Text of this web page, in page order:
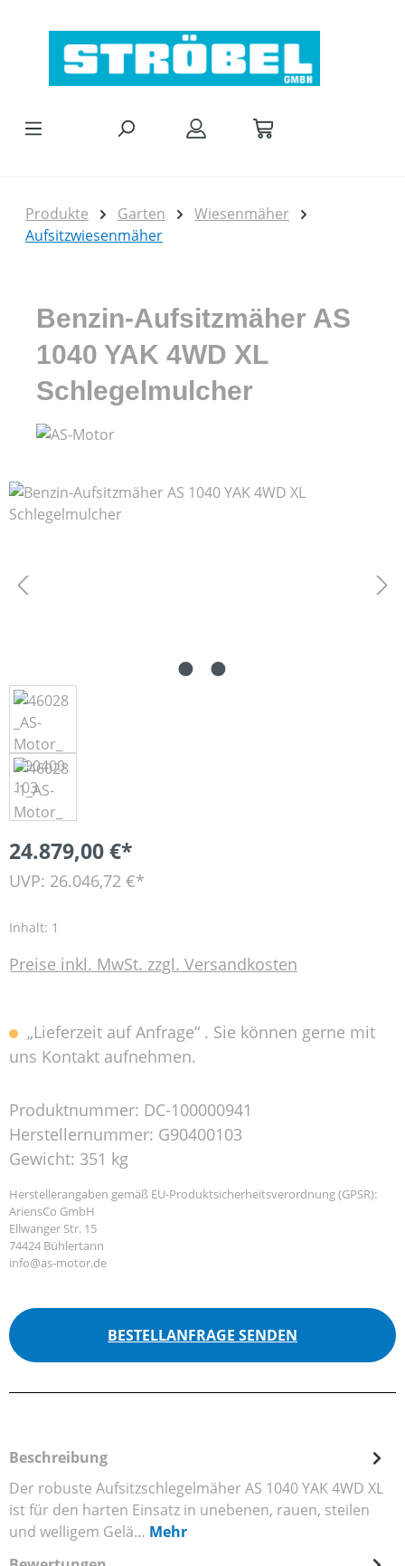
Produkte Garten
Wiesenmäher
Aufsitzwiesenmäher
Benzin-Aufsitzmäher AS
1040 YAK 4WD XL
Schlegelmulcher
Bildergalerie überspringen
24.879,00 €*
UVP: 26.046,72 €*
Inhalt: 1
Preise inkl. MwSt. zzgl. Versandkosten
„Lieferzeit auf Anfrage“ . Sie können gerne mit
uns Kontakt aufnehmen.
Produktnummer: DC-100000941
Herstellernummer: G90400103
Gewicht: 351 kg
Herstellerangaben gemäß EU-Produktsicherheitsverordnung (GPSR):
AriensCo GmbH
Ellwanger Str. 15
74424 Bühlertann
info@as-motor.de
BESTELLANFRAGE SENDEN
Beschreibung
Der robuste Aufsitzschlegelmäher AS 1040 YAK 4WD XL
ist für den harten Einsatz in unebenen, rauen, steilen
und welligem Gelä… Mehr